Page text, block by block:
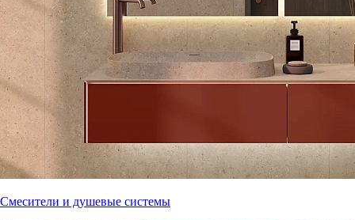
Смесители и душевые системы